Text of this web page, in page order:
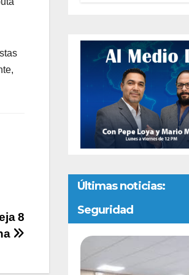
8
Barrenador
Últimas noticias:
Seguridad